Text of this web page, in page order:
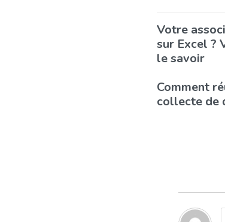
Votre
sur Excel ?
le savoir
Comment
collecte de